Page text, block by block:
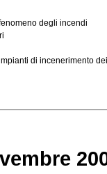
degli incendi
di incenerimento